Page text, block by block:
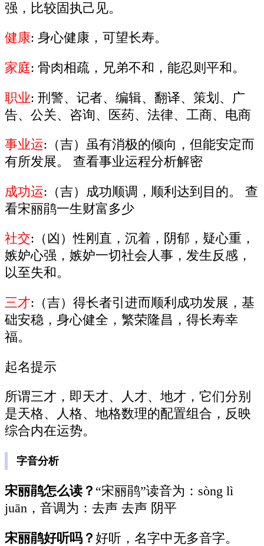
强，比较固执己见。
健康: 身心健康，可望长寿。
家庭: 骨肉相疏，兄弟不和，能忍则平和。
职业: 刑警、记者、编辑、翻译、策划、广
告、公关、咨询、医药、法律、工商、电商
事业运:（吉）虽有消极的倾向，但能安定而
有所发展。 查看事业运程分析解密
成功运:（吉）成功顺调，顺利达到目的。 查
看宋丽鹃一生财富多少
社交:（凶）性刚直，沉着，阴郁，疑心重，
嫉妒心强，嫉妒一切社会人事，发生反感，
以至失和。
三才:（吉）得长者引进而顺利成功发展，基
础安稳，身心健全，繁荣隆昌，得长寿幸
福。
起名提示
所谓三才，即天才、人才、地才，它们分别
是天格、人格、地格数理的配置组合，反映
综合内在运势。
字音分析
宋丽鹃怎么读？ “宋丽鹃”读音为：sòng lì
juān，音调为：去声 去声 阴平
宋丽鹃好听吗？ 好听，名字中无多音字。